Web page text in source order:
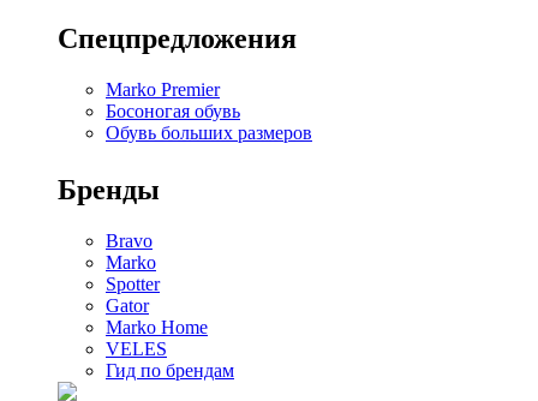
Спецпредложения
Marko Premier
Босоногая обувь
Обувь больших размеров
Бренды
Bravo
Marko
Spotter
Gator
Marko Home
VELES
Гид по брендам